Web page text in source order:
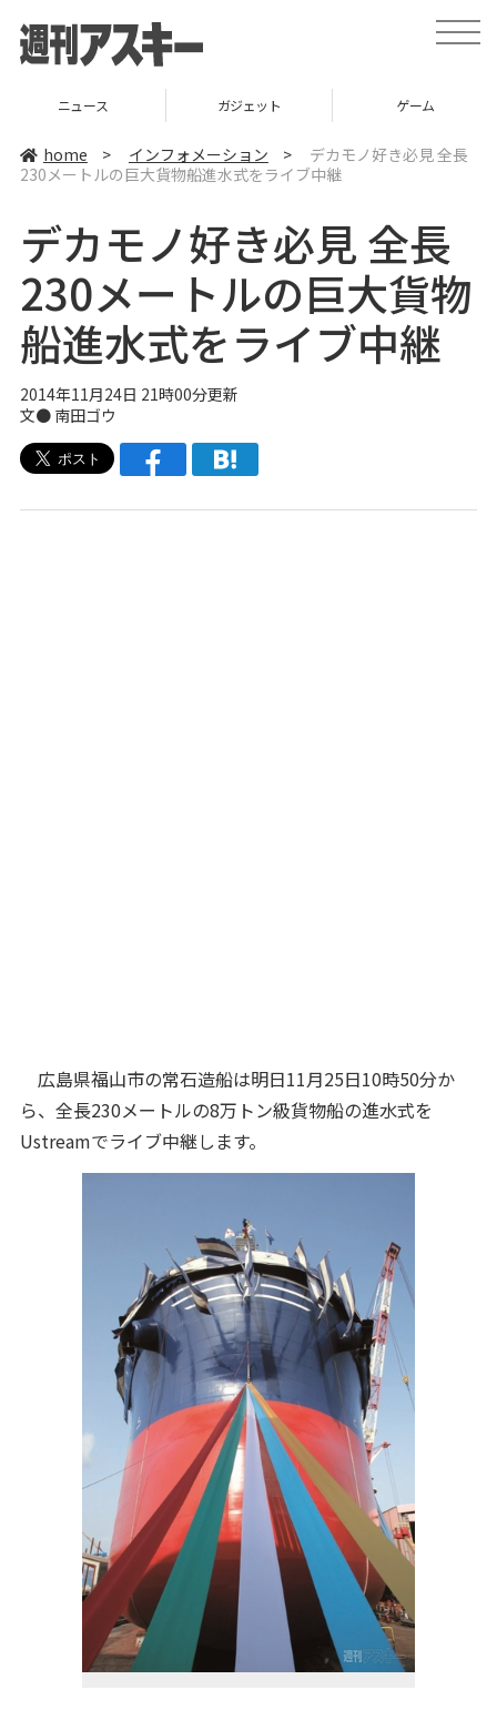
t
o
v
ニュース ガジェット ゲーム
home > インフォメーション >
デカモノ好き必見 全長
230メートルの巨大貨物船進水式をライブ中継
デカモノ好き必見 全長
230メートルの巨大貨物
船進水式をライブ中継
2014年11月24日 21時00分更新
文● 南田ゴウ
広島県福山市の常石造船は明日11月25日10時50分か
ら、全長230メートルの8万トン級貨物船の進水式を
Ustreamでライブ中継します。